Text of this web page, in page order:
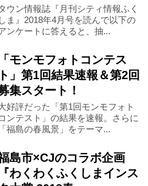
西郷村
塙町 浪江町
大熊町
平田村
ウン情報誌『月刊シティ情報ふく
しま』2018年4月号を読んで以下の
ンケートに答えると、抽...
「モンモフォトコンテス
ト」第1回結果速報＆第2回
集スタート！
好評だった「第1回モンモフォト
ンテスト」の結果を速報。さらに
「福島の春風景」をテーマ...
島市×CJのコラボ企画
『わくわくふくしまインス